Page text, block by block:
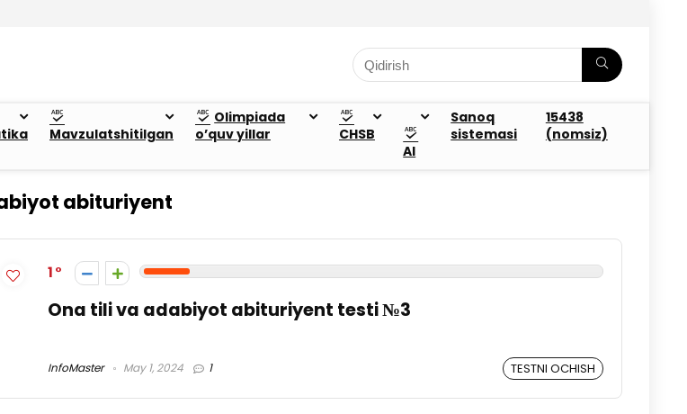
Mavzulatshitilgan
Olimpiada
o’quv yillar
CHSB
AI
Sanoq
sistemasi
15438
(nomsiz)
abituriyent
1
Ona tili va adabiyot abituriyent testi №3
InfoMaster May 1, 2024 1 TESTNI OCHISH